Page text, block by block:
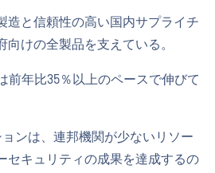
造と信頼性の高い国内サプライチ
向けの全製品を支えている。
前年比35％以上のペースで伸びて
ョンは、連邦機関が少ないリソー
セキュリティの成果を達成するの